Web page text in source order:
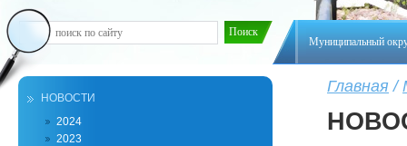
Муниципальный
Главная /
НОВОСТИ
2024
2023